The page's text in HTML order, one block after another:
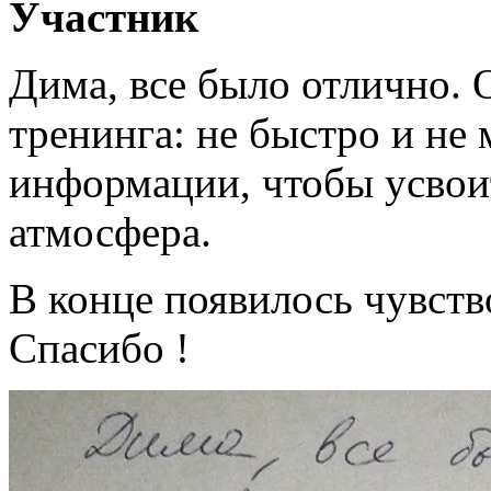
Участник
Дима, все было отлично.
тренинга: не быстро и не
информации, чтобы
атмосфера.
В конце появилось
Спасибо !